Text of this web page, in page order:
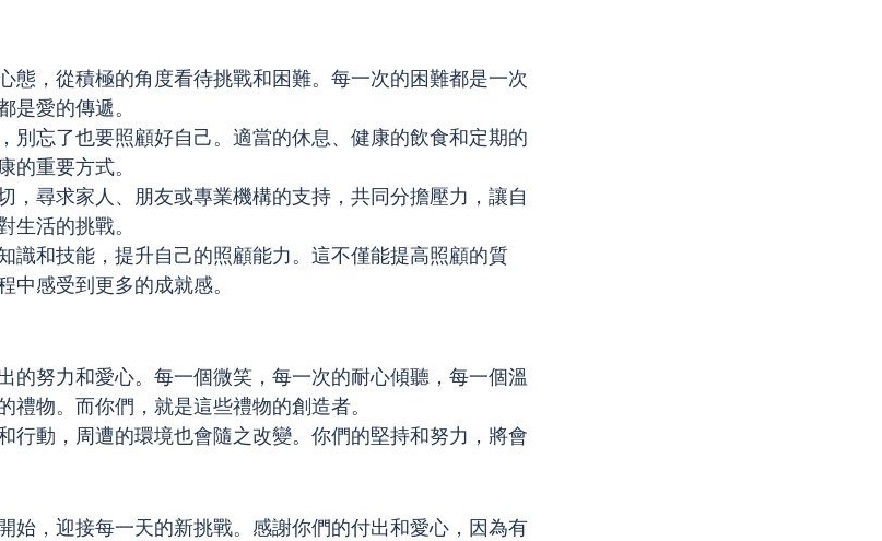
態，從積極的角度看待挑戰和困難。每一次的困難都是一次
是愛的傳遞。
別忘了也要照顧好自己。適當的休息、健康的飲食和定期的
的重要方式。
，尋求家人、朋友或專業機構的支持，共同分擔壓力，讓自
生活的挑戰。
識和技能，提升自己的照顧能力。這不僅能提高照顧的質
中感受到更多的成就感。
的努力和愛心。每一個微笑，每一次的耐心傾聽，每一個溫
禮物。而你們，就是這些禮物的創造者。
行動，周遭的環境也會隨之改變。你們的堅持和努力，將會
始，迎接每一天的新挑戰。感謝你們的付出和愛心，因為有